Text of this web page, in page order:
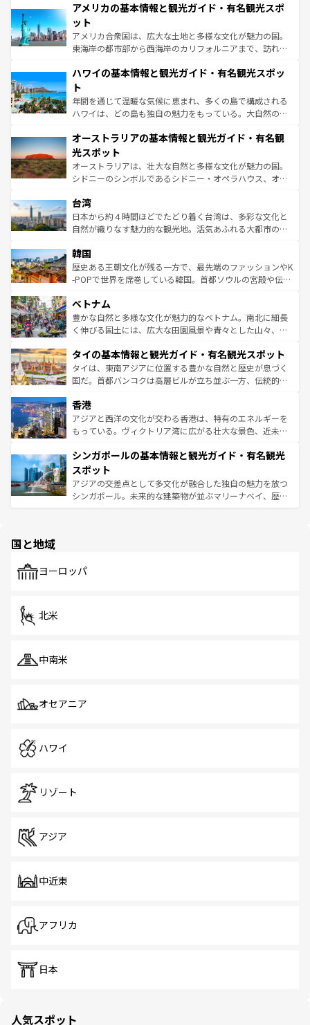
ンツ一覧を参照してほしい。
の建物がそのまま残る町や、スイスならではのユニークな
博物館もあり、アルプス観光だけでなく町歩きも満喫する
ことができる。国民の所得が高いため物価も高いが、旅行
者向けの交通パス提供のサービスもあり、うまく活用すれ
着のスイス情報はコンテンツ一覧を参照してほしい。
アメリカの基本情報と観光ガイド・有名観光スポ
ット
アメリカ合衆国は、広大な土地と多様な文化が魅力の国。
東海岸の都市部から西海岸のカリフォルニアまで、訪れる
のような巨大都市は、観光、ショッピング、エンターテイ
ンメントが詰まった刺激的なスポットだ。一方、アメリカ
西部には大自然が広がり、グランドキャニオンやイエロー
ストーン国立公園といった絶景が堪能できる。さらに、南
文化が魅力。旅行者はアメリカの各地域で異なる魅力を楽
しみながら、その多様性と豊かな歴史を感じることができ
るだろう。車でのロードトリップや列車の旅も、アメリカ
ならではの贅沢な旅のスタイルだ。 なお、新着のアメリカ
情報は コンテンツ一覧 を参照してほしい。
ハワイの基本情報と観光ガイド・有名観光スポッ
ト
年間を通じて温暖な気候に恵まれ、多くの島で構成される
ハワイは、どの島も独自の魅力をもっている。大自然の神
ワイ島は見逃せない。また、定番の観光地といえばオアフ
島だが、静かな自然を求めるならマウイ島やカウアイ島が
おすすめ。エメラルドグリーンに輝く海をはじめ、豊かな
文化や歴史が息づいている。「アロハスピリット」と呼ば
人々、おいしいローカルフードやハワイアンミュージッ
ク、伝統的なフラダンスなど、すべてがハワイの魅力を彩
っている。訪れるたびに新しい発見と感動が待っているハ
はコンテンツ一覧
オーストラリアの基本情報と観光ガイド・有名観
光スポット
オーストラリアは、壮大な自然と多様な文化が魅力の国。
シドニーのシンボルであるシドニー・オペラハウス、オー
リアリーフや大陸中央部にそびえるウルル（エアーズロッ
ク）、タスマニアの美しい原生林やケアンズの熱帯雨林な
ど、見どころがたくさん。また、カフェやワイン、オージ
いる。アクティビティも充実しており、サーフィンやダイ
ビング、ハイキングなど、アウトドア好きにはたまらな
い。オーストラリアの多彩な魅力を存分に味わいつくそ
参照してほしい。
台湾
日本から約４時間ほどでたどり着く台湾は、多彩な文化と
自然が織りなす魅力的な観光地。活気あふれる大都市の台
ン）、静ひつな山岳地帯である台湾東部など、都市の喧騒
と山間の静けさが共存しており、訪れる人に新しい発見と
驚きをもたらしてくれる。また、奥深い台湾の食文化も魅
容にもいいと評判のスイーツなど、バラエティ豊かな料理
が味わえる。 なお、新着の台湾情報は コンテンツ一覧を参
照してほしい。
韓国
歴史ある王朝文化が残る一方で、最先端のファッションやK
-POPで世界を席巻している韓国。首都ソウルの宮殿や伝統
き、地方に足を延ばせば四季折々の自然美を楽しむことが
できる。そして、キムチや焼肉、絶品のストリートフード
まで、さまざまな韓国料理が待っている。夜には、韓国な
リティに包まれながら、韓国の多彩な魅力を心ゆくまで味
わってみてほしい。 なお、新着の韓国情報はコンテンツ一
覧を参照してほしい。
ベトナム
豊かな自然と多様な文化が魅力的なベトナム。南北に細長
く伸びる国土には、広大な田園風景や青々とした山々、世
急速な発展と共に伝統が息づく。ハノイの古い町並みやホ
ーチミン市のフランス統治時代の建物も、独特の雰囲気を
醸し出している。また、バラエティの豊かさとおいしさで
とつ。フォーやバインミー、ベトナムコーヒーなどは、ぜ
ひ現地で味わいたい。どの地域を訪れてもあたたかい人々
が旅行者を迎えてくれるので、きっと忘れられない旅にな
参照してほしい。
タイの基本情報と観光ガイド・有名観光スポット
タイは、東南アジアに位置する豊かな自然と歴史が息づく
国だ。首都バンコクは高層ビルが立ち並ぶ一方、伝統的な
の活気が交差している。北部ではチェンマイなどの山岳地
帯で自然と触れ合い、南部ではプーケットやクラビの美し
いビーチでリゾート気分を楽しむことができる。タイ料理
激する。気候は一年中温暖で、どの季節にも異なる楽しみ
が待っている。親しみやすいタイの人々、仏教を中心とし
た文化、そして多様な観光資源が、訪れる旅人を魅了し続
ける。 なお、新着のタイ情報はコンテンツ一覧を参照して
香港
アジアと西洋の文化が交わる香港は、特有のエネルギーを
もっている。ヴィクトリア湾に広がる壮大な景色、近未来
み、どこを訪れても感動するはず。観光スポットが密集し
ており、効率よく見どころを回れるのも魅力。息をのむよ
うな絶景から文化的な体験まで、香港を存分に楽しみ尽く
そう。 なお、新着の香港情報はコンテンツ一覧を参照して
シンガポールの基本情報と観光ガイド・有名観光
スポット
アジアの交差点として多文化が融合した独自の魅力を放つ
シンガポール。未来的な建築物が並ぶマリーナベイ、歴史
で、ホーカーズは地元の風情を楽しめる外せないスポット
国と地域
ヨーロッパ
北米
中南米
オセアニア
ハワイ
リゾート
アジア
中近東
アフリカ
日本
人気スポット